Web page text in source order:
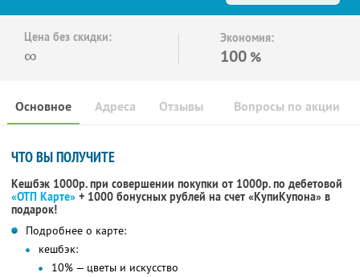
Цена без скидки:
∞
Экономия:
100 %
Основное Отзывы Вопросы по акции
Адреса
ЧТО ВЫ ПОЛУЧИТЕ
Кешбэк 1000р. при совершении покупки от 1000р. по дебетовой
«ОТП Карте» + 1000 бонусных рублей на счет «КупиКупона» в
подарок!
Подробнее о карте:
кешбэк:
10% — цветы и искусство